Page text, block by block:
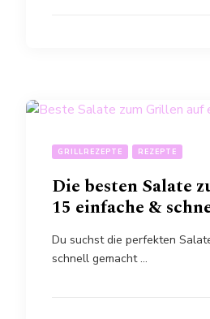
GRILLREZEPTE REZEPTE
Die besten Salate
15 einfache &
Du suchst die perfekten
schnell gemacht …